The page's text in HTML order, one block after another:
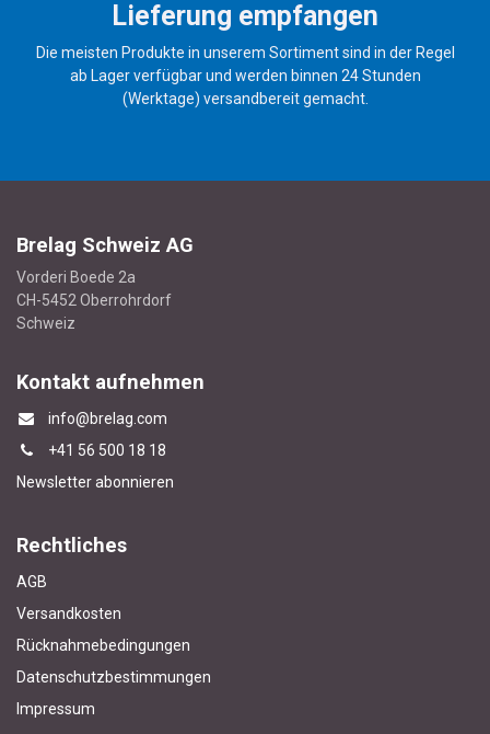
Lieferung empfangen
Die meisten Produkte in unserem Sortiment sind in der Regel
ab Lager verfügbar und werden binnen 24 Stunden
(Werktage) versandbereit gemacht.
Brelag Schweiz AG
Vorderi Boede 2a
CH-5452 Oberrohrdorf
Schweiz
Kontakt aufnehmen
info@brelag.com
+41 56 500 18 18
Newsletter abonnieren
Rechtliches
AGB
Versandkosten
Rücknahmebedingungen
Datenschutzbestimmungen
Impressum